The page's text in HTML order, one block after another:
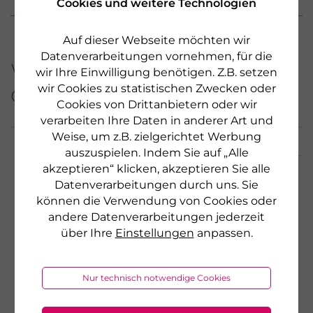
Cookies und weitere Technologien
Auf dieser Webseite möchten wir
Datenverarbeitungen vornehmen, für die
wir Ihre Einwilligung benötigen. Z.B. setzen
wir Cookies zu statistischen Zwecken oder
Cookies von Drittanbietern oder wir
verarbeiten Ihre Daten in anderer Art und
Weise, um z.B. zielgerichtet Werbung
auszuspielen. Indem Sie auf „Alle
akzeptieren“ klicken, akzeptieren Sie alle
Datenverarbeitungen durch uns. Sie
können die Verwendung von Cookies oder
andere Datenverarbeitungen jederzeit
über Ihre Einstellungen anpassen.
Nur technisch notwendige Cookies
Weitere Produkte aus
dieser Serie